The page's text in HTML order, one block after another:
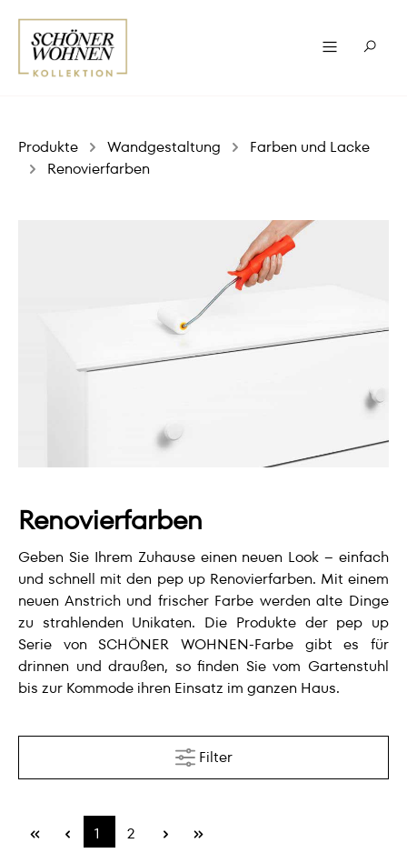
Produkte Wandgestaltung
Farben und Lacke
Renovierfarben
Renovierfarben
Geben Sie Ihrem Zuhause einen neuen Look – einfach
und schnell mit den pep up Renovierfarben. Mit einem
neuen Anstrich und frischer Farbe werden alte Dinge
zu strahlenden Unikaten. Die Produkte der pep up
Serie von SCHÖNER WOHNEN-Farbe gibt es für
drinnen und draußen, so finden Sie vom Gartenstuhl
bis zur Kommode ihren Einsatz im ganzen Haus.
Filter
1 2